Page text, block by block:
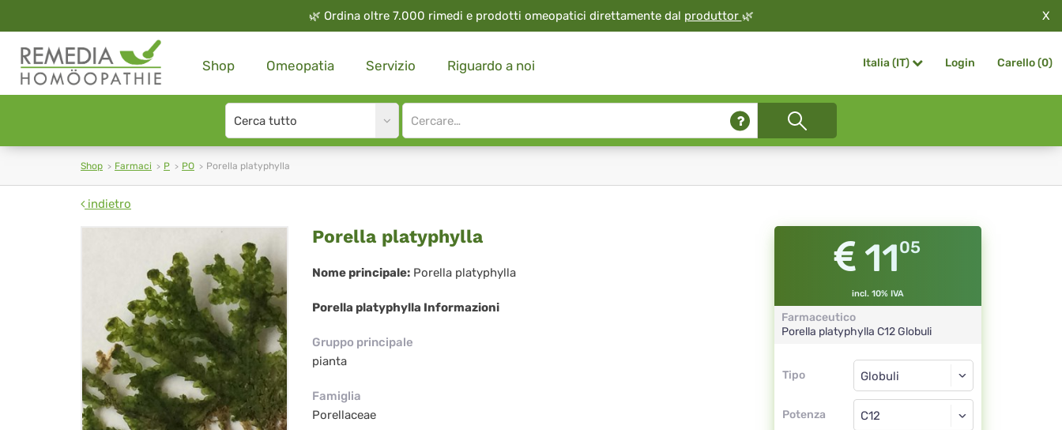
🌿 Ordina oltre 7.000 rimedi e prodotti omeopatici direttamente dal produttor 🌿 X
Shop Omeopatia Servizio Riguardo a noi Italia (IT) Login Carello (0)
Search
type
Site
search
Shop Farmaci P PO Porella platyphylla
indietro
Porella
platyphylla
Porella platyphylla
Nome principale: Porella platyphylla
Porella platyphylla Informazioni
Gruppo principale
pianta
Famiglia
Porellaceae
1105
incl. 10% IVA
Farmaceutico
Porella platyphylla C12 Globuli
Tipo
Tipo
Potenza
Globuli
C12